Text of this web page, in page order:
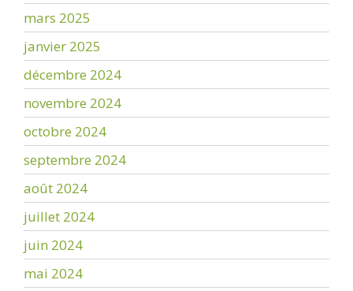
mars 2025
janvier 2025
décembre 2024
novembre 2024
octobre 2024
septembre 2024
août 2024
juillet 2024
juin 2024
mai 2024